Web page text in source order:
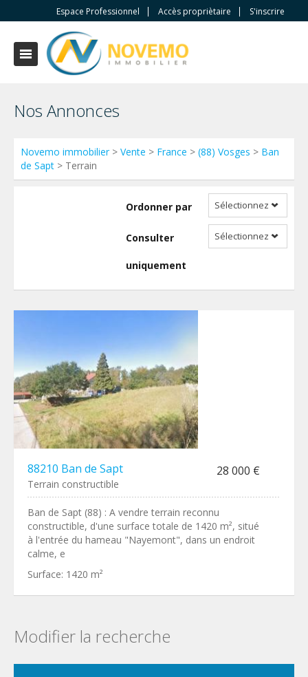
Espace Professionnel Accès propriètaire S'inscrire
Nos Annonces
Novemo immobilier> Vente > France > (88) Vosges > Ban
de Sapt > Terrain
Ordonner par Sélectionnez
Consulter
uniquement
Sélectionnez
88210 Ban de Sapt 28 000 €
Terrain constructible
Ban de Sapt (88) : A vendre terrain reconnu
constructible, d'une surface totale de 1420 m², situé
à l'entrée du hameau "Nayemont", dans un endroit
calme, e
Surface: 1420 m²
Modifier la recherche